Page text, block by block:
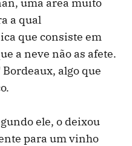
a qual
que consiste em
a neve não as afete.
algo que
ele, o deixou
para um vinho